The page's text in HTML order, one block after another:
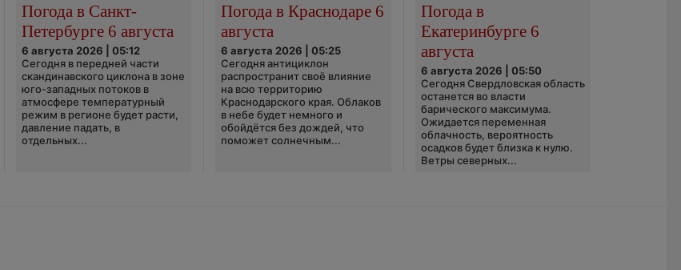
Погода в Санкт-
Петербурге 6 августа
6 августа 2026 | 05:12
Сегодня в передней части
скандинавского циклона в зоне
юго-западных потоков в
атмосфере температурный
режим в регионе будет расти,
давление падать, в
отдельных...
Погода в Краснодаре 6
августа
6 августа 2026 | 05:25
Сегодня антициклон
распространит своё влияние
на всю территорию
Краснодарского края. Облаков
в небе будет немного и
обойдётся без дождей, что
поможет солнечным...
Погода в
Екатеринбурге 6
августа
6 августа 2026 | 05:50
Сегодня Свердловская область
останется во власти
барического максимума.
Ожидается переменная
облачность, вероятность
осадков будет близка к нулю.
Ветры северных...